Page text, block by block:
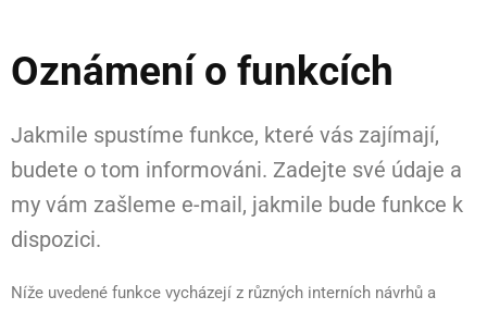
Oznámení o funkcích
Jakmile spustíme funkce, které vás zajímají,
budete o tom informováni. Zadejte své údaje a
my vám zašleme e-mail, jakmile bude funkce k
dispozici.
Níže uvedené funkce vycházejí z různých interních návrhů a